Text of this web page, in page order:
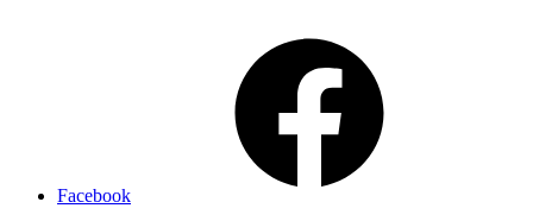
Facebook